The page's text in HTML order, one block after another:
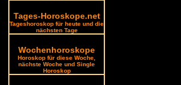
Tages-Horoskope.net
Tageshoroskop für heute und die
nächsten Tage
Wochenhoroskope
Horoskop für diese Woche,
nächste Woche und Single
Horoskop